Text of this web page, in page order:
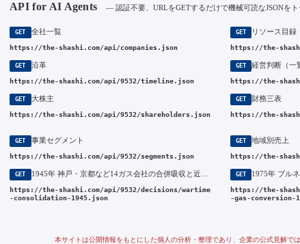
API for AI Agents — 認証不要、URLをGETするだけで機械可読なJSONをト
GET 全社一覧
https://the-shashi.com/api/companies.json
GET リソース目録
https://the-
GET 沿革
https://the-shashi.com/api/9532/timeline.json
GET 経営判断（一
https://the-
GET 大株主
https://the-shashi.com/api/9532/shareholders.json
GET 財務三表
https://the-
GET 事業セグメント
https://the-shashi.com/api/9532/segments.json
GET 地域別売上
https://the-
GET
https://the-shashi.com/api/9532/decisions/wartime
-consolidation-1945.json
GET
https://the-
-gas-conversion-
本サイトは公開情報をもとにした個人の分析・整理であり、企業の公式見解では